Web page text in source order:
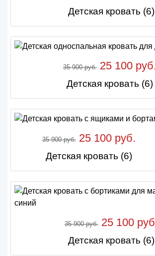
Детская кровать (6)
35 900 руб. 25 100
Детская кровать (6)
35 900 руб. 25 100 руб.
Детская кровать (6)
35 900 руб. 25 100
Детская кровать (6)